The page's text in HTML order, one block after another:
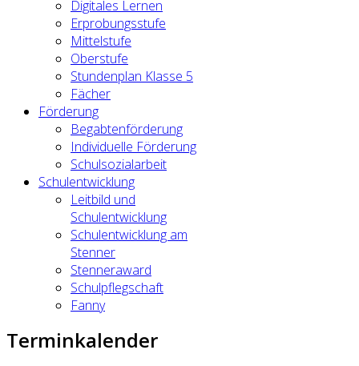
Digitales Lernen
Erprobungsstufe
Mittelstufe
Oberstufe
Stundenplan Klasse 5
Fächer
Förderung
Begabtenförderung
Individuelle Förderung
Schulsozialarbeit
Schulentwicklung
Leitbild und
Schulentwicklung
Schulentwicklung am
Stenner
Stenneraward
Schulpflegschaft
Fanny
Terminkalender